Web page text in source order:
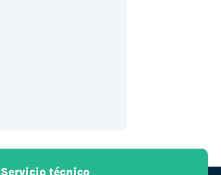
Servicio técnico